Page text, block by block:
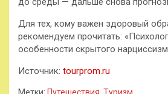
Для тех, кому важен здоровый
рекомендуем прочитать:
особенности скрытого
Источник: tourprom.ru